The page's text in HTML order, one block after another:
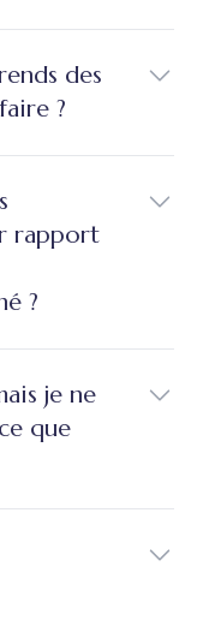
des
?
rapport
?
je ne
que